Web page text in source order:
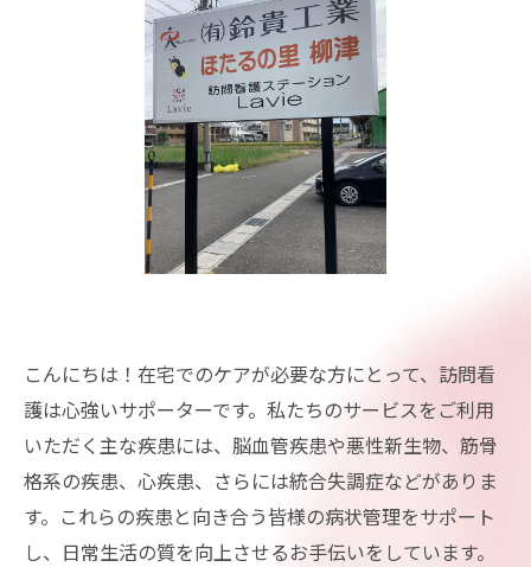
こんにちは！在宅でのケアが必要な方にとって、訪問看
護は心強いサポーターです。私たちのサービスをご利用
いただく主な疾患には、脳血管疾患や悪性新生物、筋骨
格系の疾患、心疾患、さらには統合失調症などがありま
す。これらの疾患と向き合う皆様の病状管理をサポート
し、日常生活の質を向上させるお手伝いをしています。